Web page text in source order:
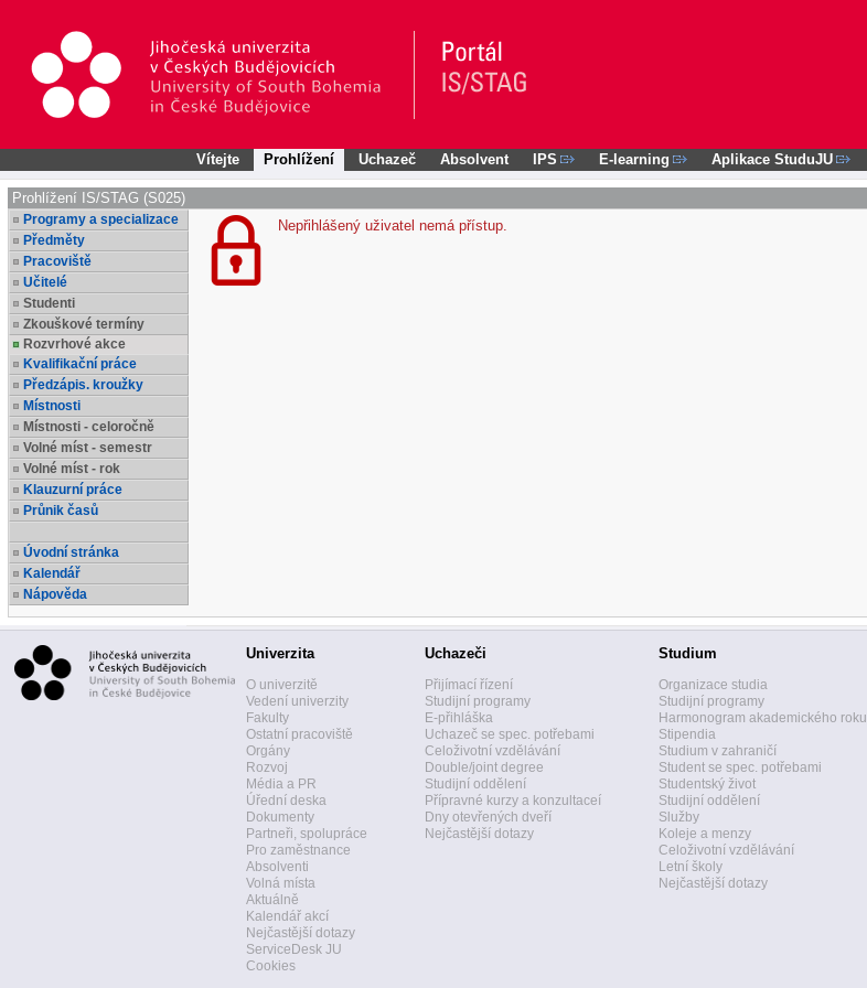
Vítejte Prohlížení Uchazeč Absolvent IPS E-learning Aplikace StuduJU
Prohlížení IS/STAG (S025)
Programy a specializace
Předměty
Pracoviště
Učitelé
Studenti
Zkouškové termíny
Rozvrhové akce
Kvalifikační práce
Předzápis. kroužky
Místnosti
Místnosti - celoročně
Volné míst - semestr
Volné míst - rok
Klauzurní práce
Průnik časů
Úvodní stránka
Kalendář
Nápověda
Nepřihlášený uživatel nemá přístup.
Univerzita
O univerzitě
Vedení univerzity
Fakulty
Ostatní pracoviště
Orgány
Rozvoj
Média a PR
Úřední deska
Dokumenty
Partneři, spolupráce
Pro zaměstnance
Absolventi
Volná místa
Aktuálně
Kalendář akcí
Nejčastější dotazy
ServiceDesk JU
Cookies
Uchazeči
Přijímací řízení
Studijní programy
E-přihláška
Uchazeč se spec. potřebami
Celoživotní vzdělávání
Double/joint degree
Studijní oddělení
Přípravné kurzy a konzultaceí
Dny otevřených dveří
Nejčastější dotazy
Studium
Organizace studia
Studijní programy
Harmonogram akademického roku
Stipendia
Studium v zahraničí
Student se spec. potřebami
Studentský život
Studijní oddělení
Služby
Koleje a menzy
Celoživotní vzdělávání
Letní školy
Nejčastější dotazy